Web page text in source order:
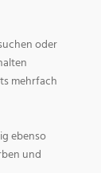
oder
mehrfach
ebenso
und